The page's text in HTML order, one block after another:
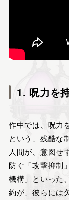
1. 呪力を
作中では、呪力
という、残酷な
人間が、意図せ
防ぐ「攻撃抑制
機構」といった
約が、彼らには